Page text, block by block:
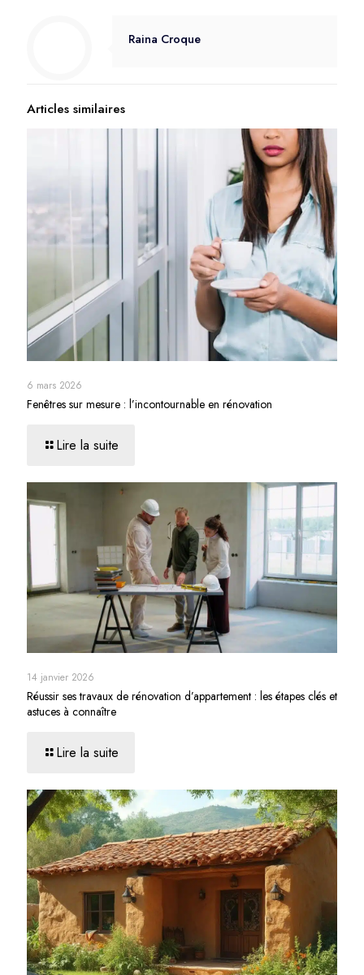
Raina Croque
Articles similaires
6 mars 2026
Fenêtres sur mesure : l’incontournable en rénovation
Lire la suite
14 janvier 2026
Réussir ses travaux de rénovation d’appartement : les étapes clés et
astuces à connaître
Lire la suite